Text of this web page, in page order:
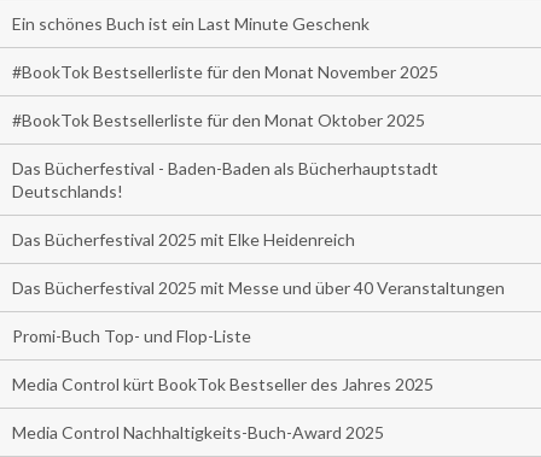
Ein schönes Buch ist ein Last Minute Geschenk
#BookTok Bestsellerliste für den Monat November 2025
#BookTok Bestsellerliste für den Monat Oktober 2025
Das Bücherfestival - Baden-Baden als Bücherhauptstadt
Deutschlands!
Das Bücherfestival 2025 mit Elke Heidenreich
Das Bücherfestival 2025 mit Messe und über 40 Veranstaltungen
Promi-Buch Top- und Flop-Liste
Media Control kürt BookTok Bestseller des Jahres 2025
Media Control Nachhaltigkeits-Buch-Award 2025